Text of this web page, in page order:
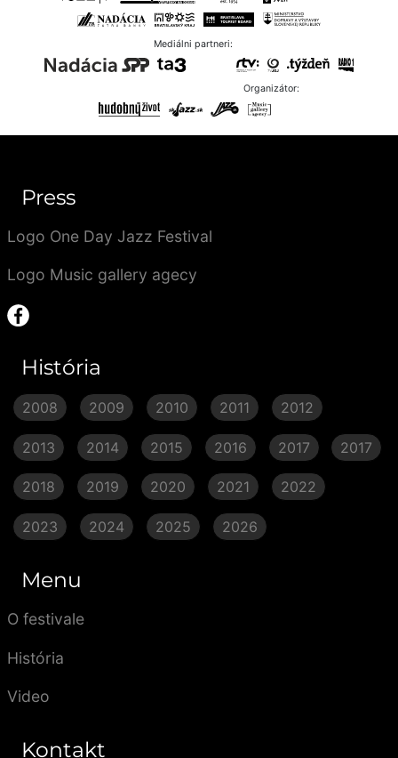
Mediálni partneri:
Organizátor:
Press
Logo One Day Jazz Festival
Logo Music gallery agecy
História
2008 2009 2010 2011 2012
2013 2014 2015 2016 2017 2017
2018 2019 2020 2021 2022
2023 2024 2025 2026
Menu
O festivale
História
Video
Kontakt